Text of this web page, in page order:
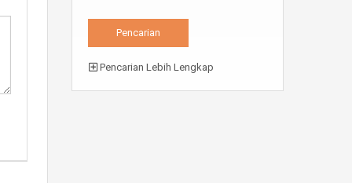
Pencarian Lebih Lengkap